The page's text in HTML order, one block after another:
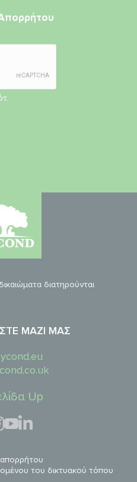
διατηρούνται
ΜΑΖΊ ΜΑΣ
Up
απορρήτου
του δικτυακού τόπου